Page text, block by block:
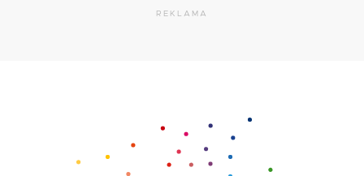
REKLAMA